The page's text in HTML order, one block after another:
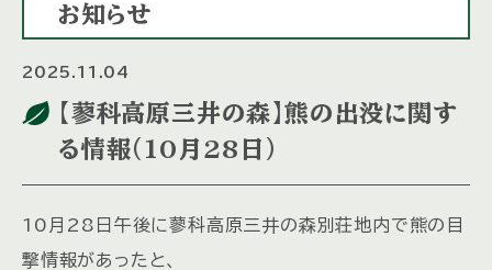
お知らせ
2025.11.04
【蓼科高原三井の森】熊の出没に関す
る情報（10月28日）
10月28日午後に蓼科高原三井の森別荘地内で熊の目
撃情報があったと、